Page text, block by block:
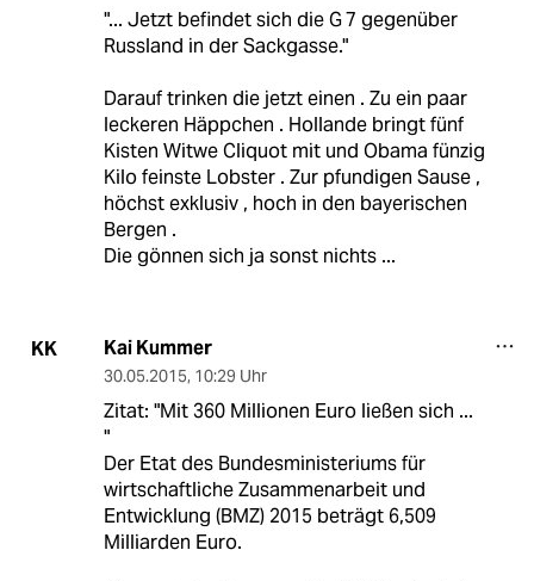
"... Jetzt befindet sich die G 7 gegenüber
Russland in der Sackgasse."
Darauf trinken die jetzt einen . Zu ein paar
leckeren Häppchen . Hollande bringt fünf
Kisten Witwe Cliquot mit und Obama fünzig
Kilo feinste Lobster . Zur pfundigen Sause ,
höchst exklusiv , hoch in den bayerischen
Bergen .
Die gönnen sich ja sonst nichts ...
KK Kai Kummer
30.05.2015, 10:29 Uhr
Zitat: "Mit 360 Millionen Euro ließen sich ...
"
Der Etat des Bundesministeriums für
wirtschaftliche Zusammenarbeit und
Entwicklung (BMZ) 2015 beträgt 6,509
Milliarden Euro.